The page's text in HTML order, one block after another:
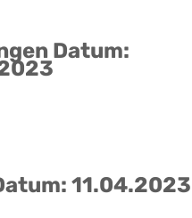
Datum:
11.04.2023